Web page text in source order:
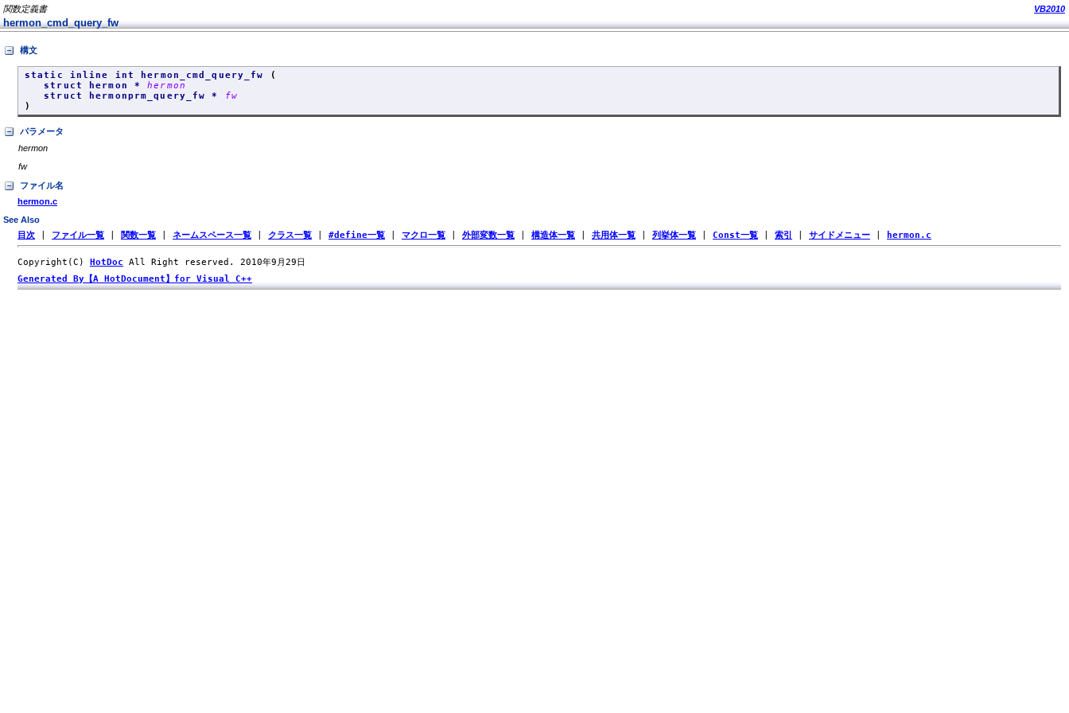
関数定義書 VB2010
hermon_cmd_query_fw
構文
static inline int hermon_cmd_query_fw
(
struct hermon *hermon
struct hermonprm_query_fw *
fw
)
パラメータ
hermon
fw
ファイル名
hermon.c
See Also
目次 ファイル一覧 関数一覧 ネームスペース一覧 クラス一覧 #define一覧 マクロ一覧 外部変数一覧 構造体一覧 共用体一覧 列挙体一覧 Const一覧 索引 サイドメニュー hermon.c
Copyright(C) HotDoc All Right reserved. 2010年9月29日
Generated By【A HotDocument】for Visual C++